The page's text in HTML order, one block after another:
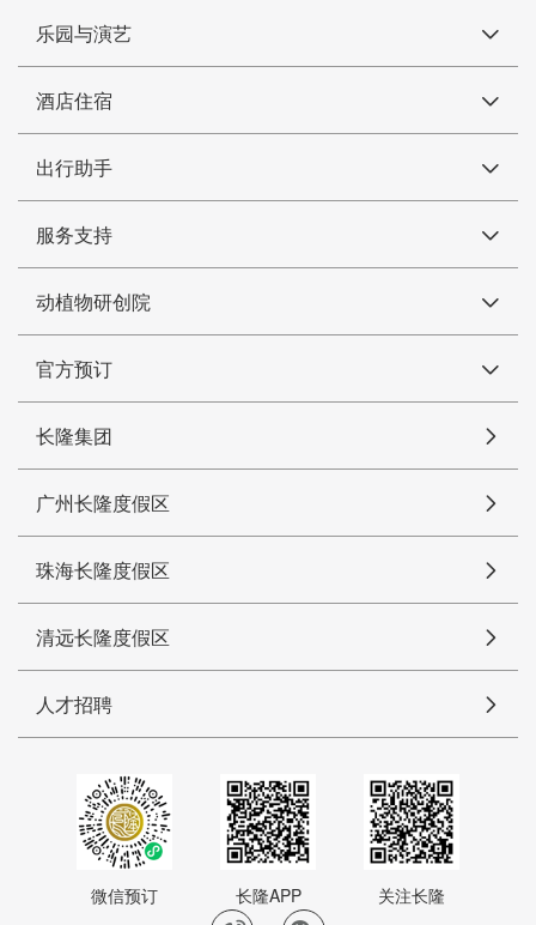
乐园与演艺
酒店住宿
出行助手
服务支持
动植物研创院
官方预订
长隆集团
广州长隆度假区
珠海长隆度假区
清远长隆度假区
人才招聘
微信预订 长隆APP 关注长隆